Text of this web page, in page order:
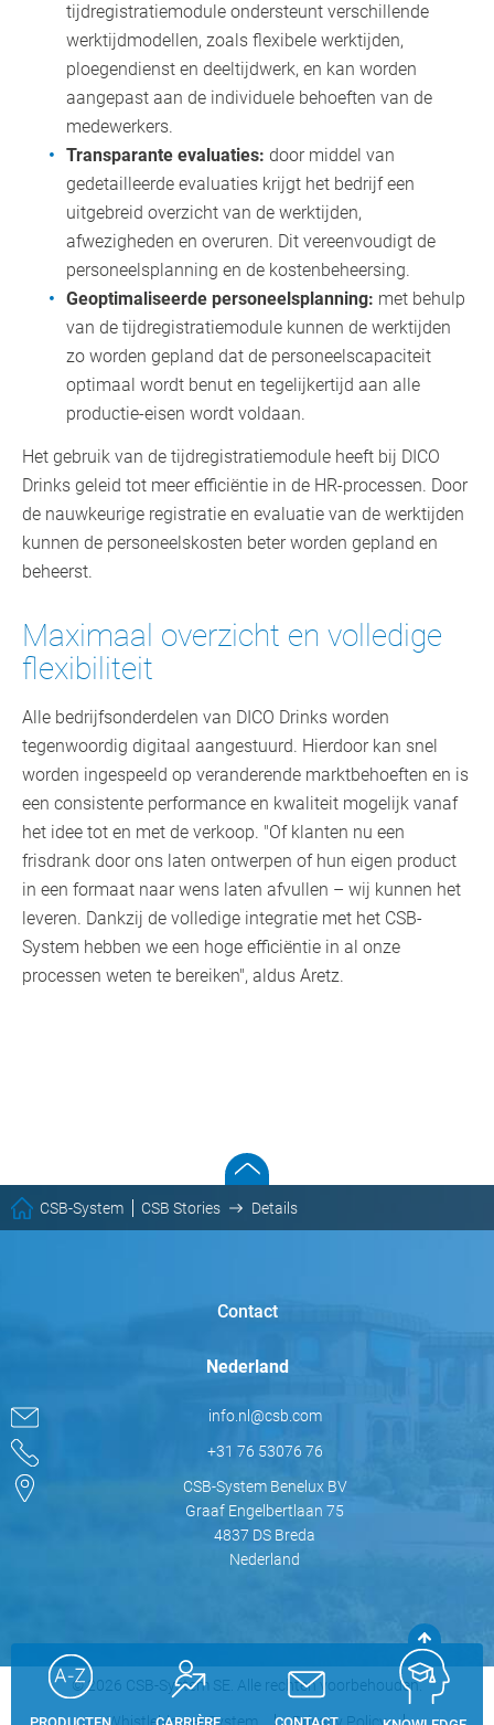
tijdregistratiemodule ondersteunt verschillende
werktijdmodellen, zoals flexibele werktijden,
ploegendienst en deeltijdwerk, en kan worden
aangepast aan de individuele behoeften van de
medewerkers.
Transparante evaluaties: door middel van
gedetailleerde evaluaties krijgt het bedrijf een
uitgebreid overzicht van de werktijden,
afwezigheden en overuren. Dit vereenvoudigt de
personeelsplanning en de kostenbeheersing.
Geoptimaliseerde personeelsplanning: met behulp
van de tijdregistratiemodule kunnen de werktijden
zo worden gepland dat de personeelscapaciteit
optimaal wordt benut en tegelijkertijd aan alle
productie-eisen wordt voldaan.
Het gebruik van de tijdregistratiemodule heeft bij DICO
Drinks geleid tot meer efficiëntie in de HR-processen. Door
de nauwkeurige registratie en evaluatie van de werktijden
kunnen de personeelskosten beter worden gepland en
beheerst.
Maximaal overzicht en volledige
flexibiliteit
Alle bedrijfsonderdelen van DICO Drinks worden
tegenwoordig digitaal aangestuurd. Hierdoor kan snel
worden ingespeeld op veranderende marktbehoeften en is
een consistente performance en kwaliteit mogelijk vanaf
het idee tot en met de verkoop. "Of klanten nu een
frisdrank door ons laten ontwerpen of hun eigen product
in een formaat naar wens laten afvullen – wij kunnen het
leveren. Dankzij de volledige integratie met het CSB-
System hebben we een hoge efficiëntie in al onze
processen weten te bereiken", aldus Aretz.
CSB-System CSB Stories Details
Contact
Nederland
info.nl@csb.com
+31 76 53076 76
CSB-System Benelux BV
Graaf Engelbertlaan 75
4837 DS Breda
Nederland
© 2026 CSB-System SE. Alle rechten voorbehouden.